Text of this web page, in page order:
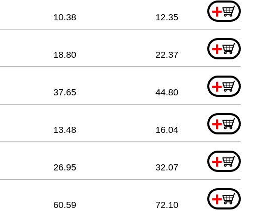
+
10.38 12.35
+
18.80 22.37
+
37.65 44.80
+
13.48 16.04
+
26.95 32.07
+
60.59 72.10